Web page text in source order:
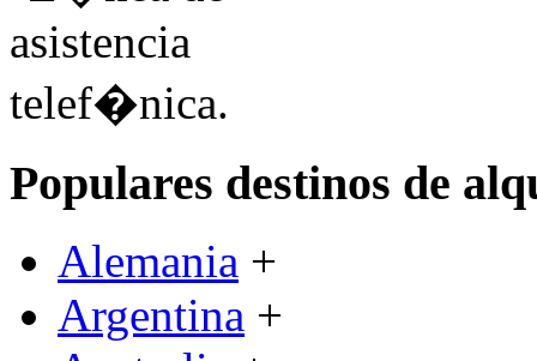
Populares destinos de
Alemania +
Argentina +